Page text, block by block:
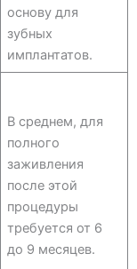
основу для
зубных
имплантатов.
В среднем, для
полного
заживления
после этой
процедуры
требуется от 6
до 9 месяцев.